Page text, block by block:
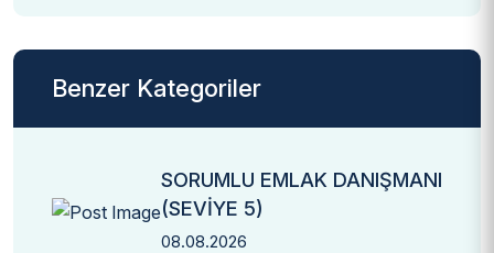
Benzer Kategoriler
SORUMLU EMLAK DANIŞMANI
(SEVİYE 5)
08.08.2026